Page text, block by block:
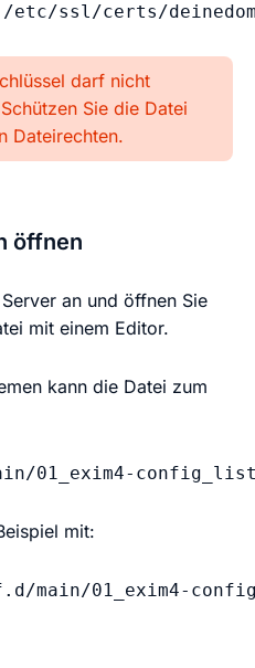
ssl/certs/
darf nicht
Sie die Datei
Dateirechten.
öffnen
an und öffnen Sie
mit einem Editor.
kann die Datei zum
01_exim4-
mit:
main/01_exim4-